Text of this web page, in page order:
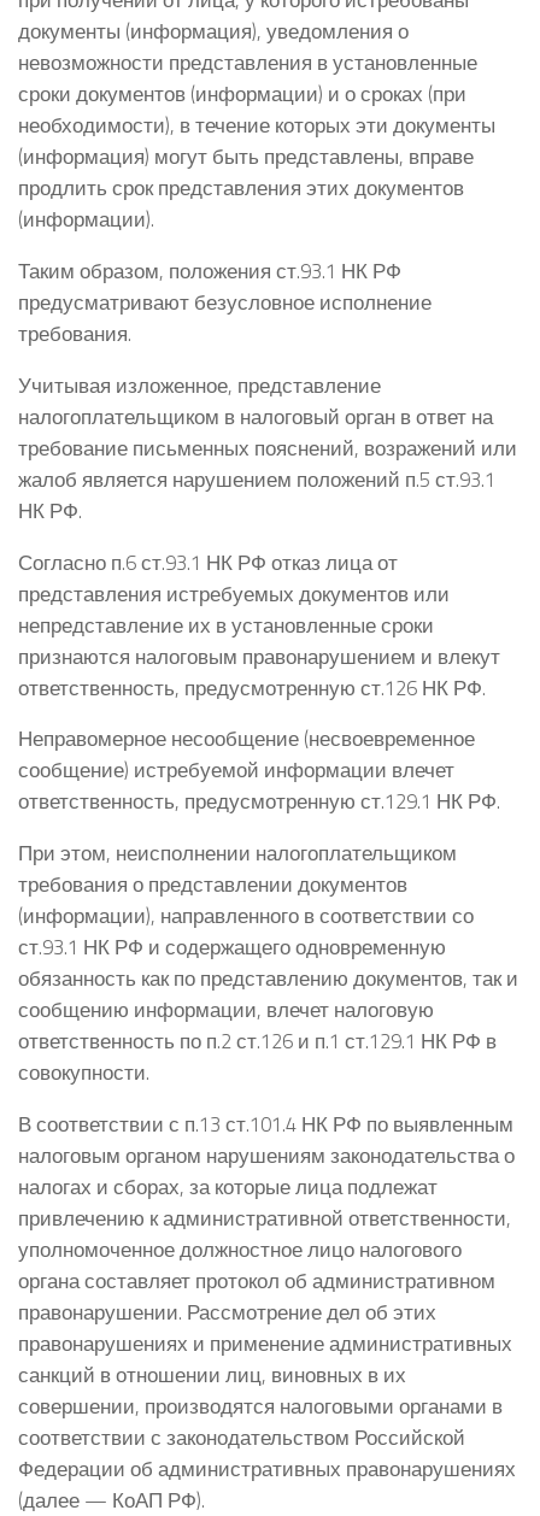
документы (информация), уведомления о
невозможности представления в установленные
сроки документов (информации) и о сроках (при
необходимости), в течение которых эти документы
(информация) могут быть представлены, вправе
продлить срок представления этих документов
(информации).
Таким образом, положения ст.93.1 НК РФ
предусматривают безусловное исполнение
требования.
Учитывая изложенное, представление
налогоплательщиком в налоговый орган в ответ на
требование письменных пояснений, возражений или
жалоб является нарушением положений п.5 ст.93.1
НК РФ.
Согласно п.6 ст.93.1 НК РФ отказ лица от
представления истребуемых документов или
непредставление их в установленные сроки
признаются налоговым правонарушением и влекут
ответственность, предусмотренную ст.126 НК РФ.
Неправомерное несообщение (несвоевременное
сообщение) истребуемой информации влечет
ответственность, предусмотренную ст.129.1 НК РФ.
При этом, неисполнении налогоплательщиком
требования о представлении документов
(информации), направленного в соответствии со
ст.93.1 НК РФ и содержащего одновременную
обязанность как по представлению документов, так и
сообщению информации, влечет налоговую
ответственность по п.2 ст.126 и п.1 ст.129.1 НК РФ в
совокупности.
В соответствии с п.13 ст.101.4 НК РФ по выявленным
налоговым органом нарушениям законодательства о
налогах и сборах, за которые лица подлежат
привлечению к административной ответственности,
уполномоченное должностное лицо налогового
органа составляет протокол об административном
правонарушении. Рассмотрение дел об этих
правонарушениях и применение административных
санкций в отношении лиц, виновных в их
совершении, производятся налоговыми органами в
соответствии с законодательством Российской
Федерации об административных правонарушениях
(далее — КоАП РФ).